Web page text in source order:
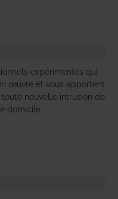
expérimentés qui
œuvre et vous apportent
nouvelle intrusion de
domicile.